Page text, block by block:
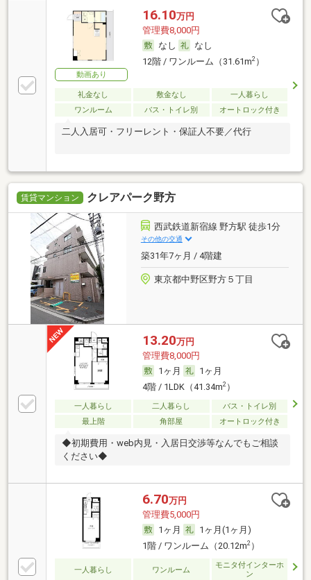
動画あり
16.10万円
管理費8,000円
なし
なし
12階 / ワンルーム（31.61m2）
礼金なし 敷金なし
一人暮らし
ワンルーム
バス・トイレ別 オートロック付き
二人入居可・フリーレント・保証人不要／代行
賃貸マンション クレアパーク野方
西武鉄道新宿線 野方駅 徒歩1分
その他の交通
築31年7ヶ月 / 4階建
東京都中野区野方５丁目
13.20万円
管理費8,000円
1ヶ月
1ヶ月
4階 / 1LDK（41.34m2）
一人暮らし 二人暮らし
バス・トイレ別
最上階
角部屋 オートロック付き
◆初期費用・web内見・入居日交渉等なんでもご相談
ください◆
6.70万円
管理費5,000円
1ヶ月
1ヶ月(1ヶ月)
1階 / ワンルーム（20.12m2）
一人暮らし ワンルーム
モニタ付インターホ
ン